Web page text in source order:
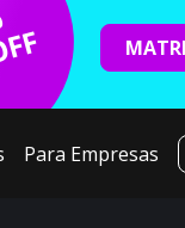
Para Empresas